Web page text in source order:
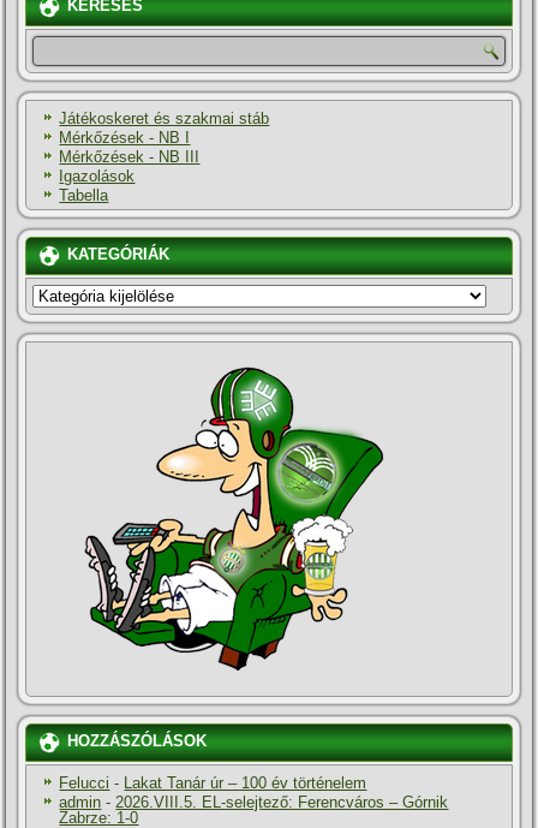
KERESÉS
Játékoskeret és szakmai stáb
Mérkőzések - NB I
Mérkőzések - NB III
Igazolások
Tabella
KATEGÓRIÁK
KATEGÓRIÁK
HOZZÁSZÓLÁSOK
Felucci -
Lakat Tanár úr – 100 év történelem
admin - 2026.VIII.5. EL-selejtező: Ferencváros – Górnik
Zabrze: 1-0